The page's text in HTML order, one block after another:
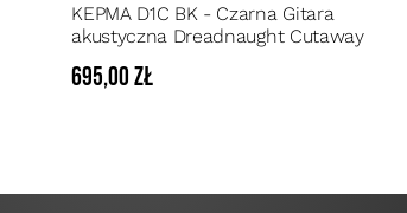
KEPMA D1C BK - Czarna Gitara
akustyczna Dreadnaught Cutaway
695,00 zł